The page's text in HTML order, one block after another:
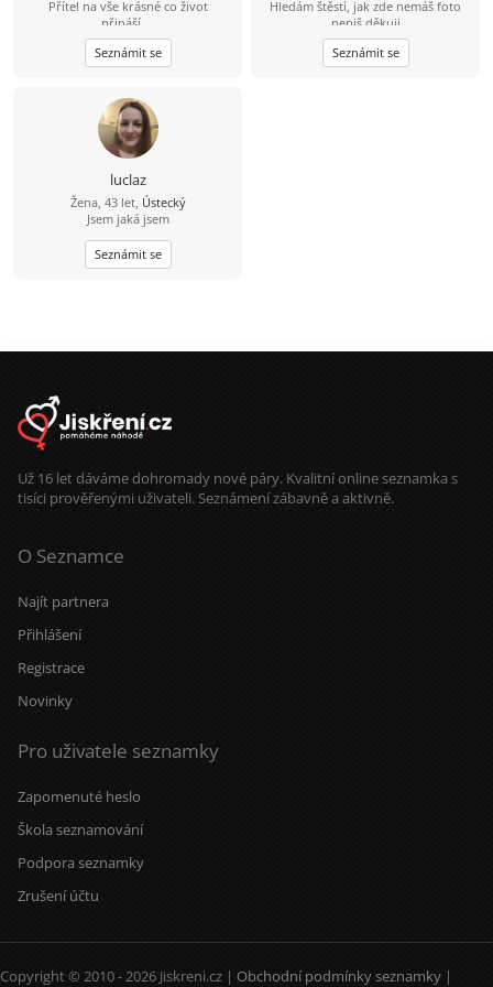
Přítel na vše krásné co život
přináší....
Seznámit se
Hledám štěstí, jak zde nemáš foto
nepiš děkuji
Seznámit se
luclaz
Žena, 43 let, Ústecký
Jsem jaká jsem
Seznámit se
Už 16 let dáváme dohromady nové páry. Kvalitní online seznamka s
tisíci prověřenými uživateli. Seznámení zábavně a aktivně.
O Seznamce
Najít partnera
Přihlášení
Registrace
Novinky
Pro uživatele seznamky
Zapomenuté heslo
Škola seznamování
Podpora seznamky
Zrušení účtu
Copyright © 2010 - 2026 Jiskreni.cz | Obchodní podmínky seznamky |